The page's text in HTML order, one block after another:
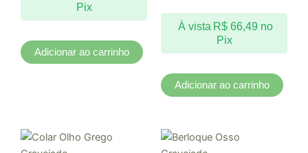
Pix
Adicionar ao carrinho
À vista R$ 66,49 no
Pix
Adicionar ao carrinho